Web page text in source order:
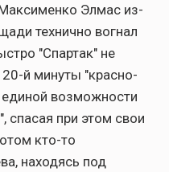
Элмас из-
технично вогнал
"Спартак" не
й минуты "красно-
возможности
спасая при этом свои
кто-то
находясь под